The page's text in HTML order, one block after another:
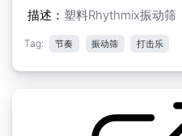
描述： 塑料Rhythmix振动筛
Tag: 节奏 振动筛 打击乐